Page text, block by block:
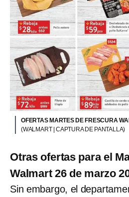
OFERTAS MARTES DE FRESCURA
(WALMART | CAPTURA DE PANTALLA)
Otras ofertas para el
Walmart 26 de marzo
Sin embargo, el